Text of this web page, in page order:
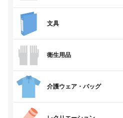
文具
衛生用品
介護ウェア・バッグ